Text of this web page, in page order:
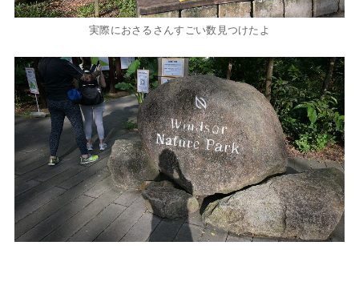
実際におさるさんすごい数見つけたよ